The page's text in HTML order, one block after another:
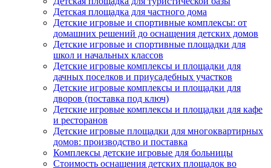
Детская площадка для частного дома
Детские игровые и спортивные комплексы: от
домашних решений до оснащения детских домов
Детские игровые и спортивные площадки для
школ и начальных классов
Детские игровые комплексы и площадки для
дачных поселков и приусадебных участков
Детские игровые комплексы и площадки для
дворов (поставка под ключ)
Детские игровые комплексы и площадки для кафе
и ресторанов
Детские игровые площадки для многоквартирных
домов: производство и поставка
Комплексы детские игровые для больницы
Стоимость оснащения детских площадок во